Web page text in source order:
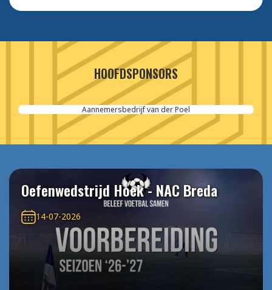
HOOFDSPONSORS
Aannemersbedrijf van der Poel
Oefenwedstrijd Hoek - NAC Breda
14-07-2026